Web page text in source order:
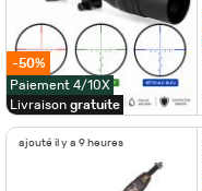
-50%
Paiement 4/10X
Livraison gratuite
ajouté il y a 9 heures